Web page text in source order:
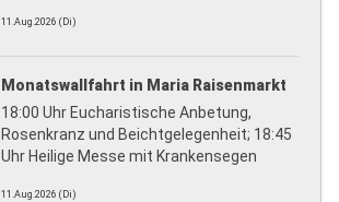
11.Aug.2026 (Di)
Monatswallfahrt in Maria Raisenmarkt
18:00 Uhr Eucharistische Anbetung,
Rosenkranz und Beichtgelegenheit; 18:45
Uhr Heilige Messe mit Krankensegen
11.Aug.2026 (Di)